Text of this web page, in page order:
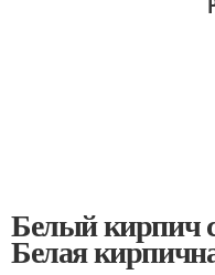
Белый кирпич
Белая